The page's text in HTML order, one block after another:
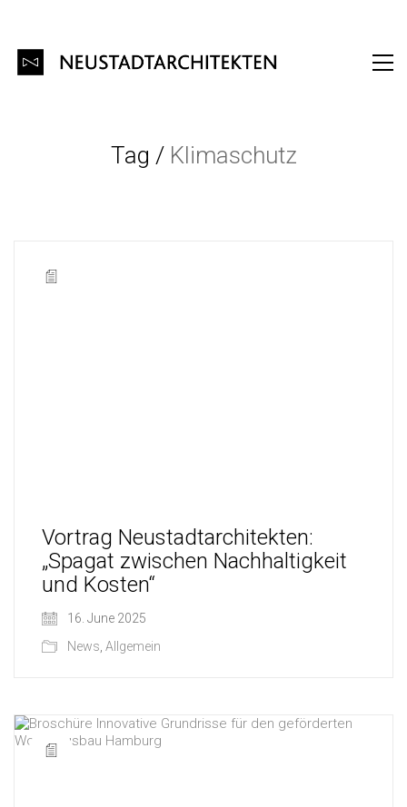
Tag / Klimaschutz
Vortrag Neustadtarchitekten:
„Spagat zwischen Nachhaltigkeit
und Kosten“
16. June 2025
News, Allgemein